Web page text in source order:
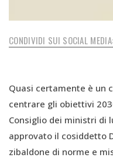
CONDIVIDI SUI SOCIAL MEDIA:
Quasi certamente è un
centrare gli obiettivi
Consiglio dei ministri di
approvato il cosiddetto
zibaldone di norme e